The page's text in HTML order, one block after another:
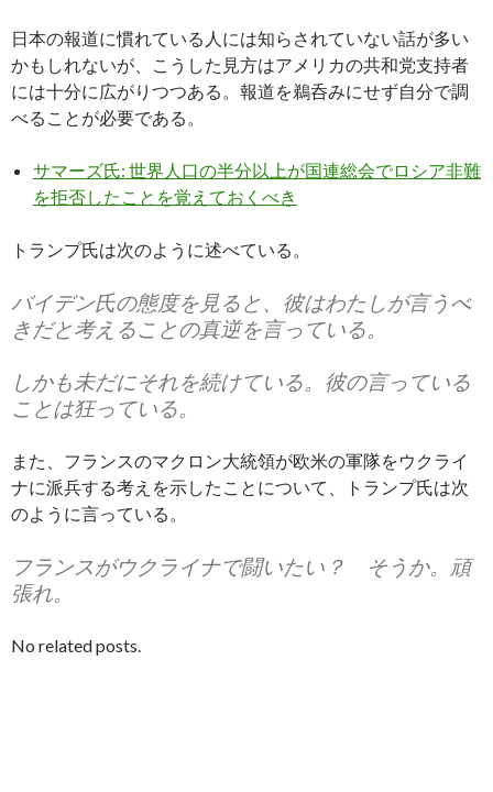
日本の報道に慣れている人には知らされていない話が多い
かもしれないが、こうした見方はアメリカの共和党支持者
には十分に広がりつつある。報道を鵜呑みにせず自分で調
べることが必要である。
サマーズ氏: 世界人口の半分以上が国連総会でロシア非難
を拒否したことを覚えておくべき
トランプ氏は次のように述べている。
バイデン氏の態度を見ると、彼はわたしが言うべ
きだと考えることの真逆を言っている。
しかも未だにそれを続けている。彼の言っている
ことは狂っている。
また、フランスのマクロン大統領が欧米の軍隊をウクライ
ナに派兵する考えを示したことについて、トランプ氏は次
のように言っている。
フランスがウクライナで闘いたい？ そうか。頑
張れ。
No related posts.